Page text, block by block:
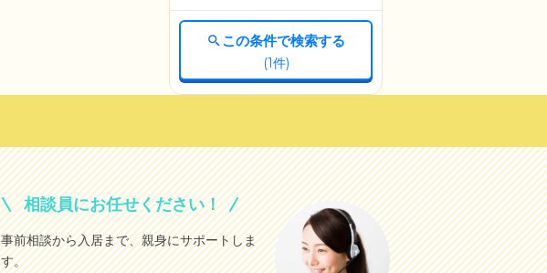
この条件で検索する
(1件)
相談員にお任せください！
事前相談から入居まで、親身にサポートしま
す。